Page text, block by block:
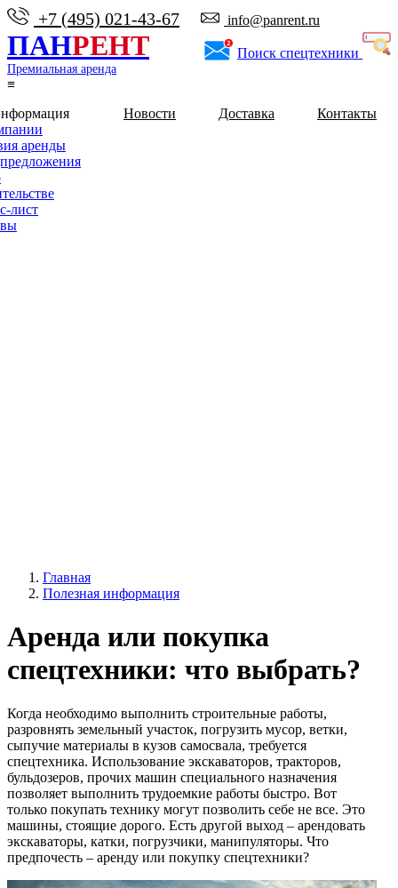
+7 (495) 021-43-67 info@panrent.ru
Поиск спецтехники
ПАНРЕНТ
Премиальная аренда
≡
аренды
лист
Новости Доставка Контакты
Главная
Полезная информация
Аренда или покупка
спецтехники: что выбрать?
Когда необходимо выполнить строительные работы,
разровнять земельный участок, погрузить мусор, ветки,
сыпучие материалы в кузов самосвала, требуется
спецтехника. Использование экскаваторов, тракторов,
бульдозеров, прочих машин специального назначения
позволяет выполнить трудоемкие работы быстро. Вот
только покупать технику могут позволить себе не все. Это
машины, стоящие дорого. Есть другой выход – арендовать
экскаваторы, катки, погрузчики, манипуляторы. Что
предпочесть – аренду или покупку спецтехники?